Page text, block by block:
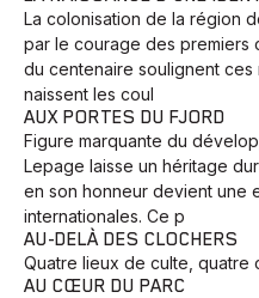
La colonisation de la région
par le courage des premiers
du centenaire soulignent ces
naissent les coul
AUX PORTES DU FJORD
Figure marquante du
Lepage laisse un héritage
en son honneur devient une
internationales. Ce p
AU-DELÀ DES CLOCHERS
Quatre lieux de culte, quatre
AU CŒUR DU PARC